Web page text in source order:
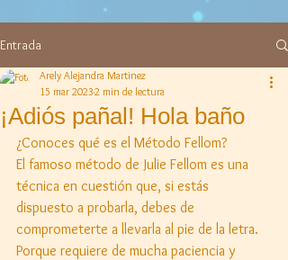
Entrada
¡Adiós pañal! Hola baño
Arely Alejandra Martinez
15 mar 20232 min de lectura
¿Conoces qué es el Método Fellom?
El famoso método de Julie Fellom es una
técnica en cuestión que, si estás
dispuesto a probarla, debes de
comprometerte a llevarla al pie de la letra.
Porque requiere de mucha paciencia y